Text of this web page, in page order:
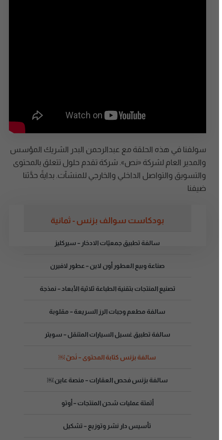
سولفنا في هذه الحلقة مع عبدالرحمن البدر الشريك المؤسس
والمدير العام لشركة «نص». شركة تقدم حلول تتعلق بالمحتوى
والتسويق والتواصل الداخلي والخارجي للمنشآت. بدايةً حدَّثنا
ضيفنا
بودكاست سوالف بزنس - ثمانية
سالفة تطبيق جمعيّات الادخار – سيركليز
صناعة وبيع العطور أون لاين – عطور لافيرن
تصنيع المنتجات بتقنية الطباعة ثلاثية الأبعاد – نمذجة
سالفة مطعم وجبات الرز السريعة – مقلوبة
سالفة تطبيق غسيل السيارات المتنقل – سويتر
سالفة بزنس كتابة المحتوى – نَصّ ￼
سالفة بزنس فحص العقارات – منصة عاين ￼
أتمتة عمليات شحن المنتجات – أوتو
تأسيس دار نشر وتوزيع – تشكيل